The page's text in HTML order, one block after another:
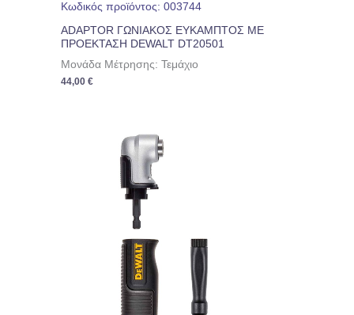
Κωδικός προϊόντος: 003744
ADAPTOR ΓΩΝΙΑΚΟΣ ΕΥΚΑΜΠΤΟΣ ΜΕ
ΠΡΟΕΚΤΑΣΗ DEWALT DT20501
Μονάδα Μέτρησης: Τεμάχιο
44,00€